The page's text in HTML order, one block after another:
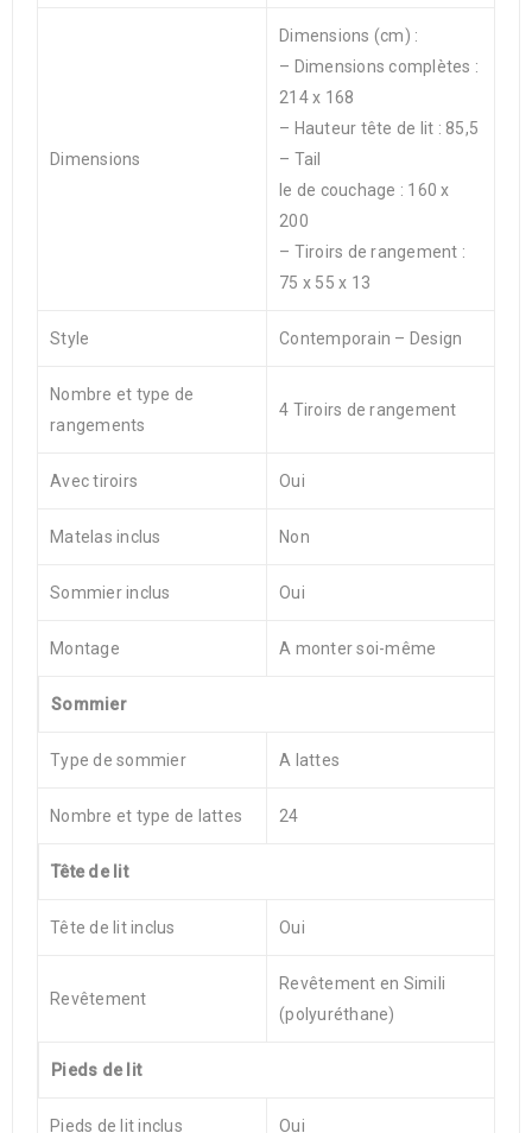
Dimensions
Dimensions (cm) :
– Dimensions complètes :
214 x 168
– Hauteur tête de lit : 85,5
– Tail
le de couchage : 160 x
200
– Tiroirs de rangement :
75 x 55 x 13
Style Contemporain – Design
Nombre et type de
rangements
4 Tiroirs de rangement
Avec tiroirs Oui
Matelas inclus Non
Sommier inclus Oui
Montage A monter soi-même
Sommier
Type de sommier A lattes
Nombre et type de lattes 24
Tête de lit
Tête de lit inclus Oui
Revêtement
Revêtement en Simili
(polyuréthane)
Pieds de lit
Pieds de lit inclus Oui